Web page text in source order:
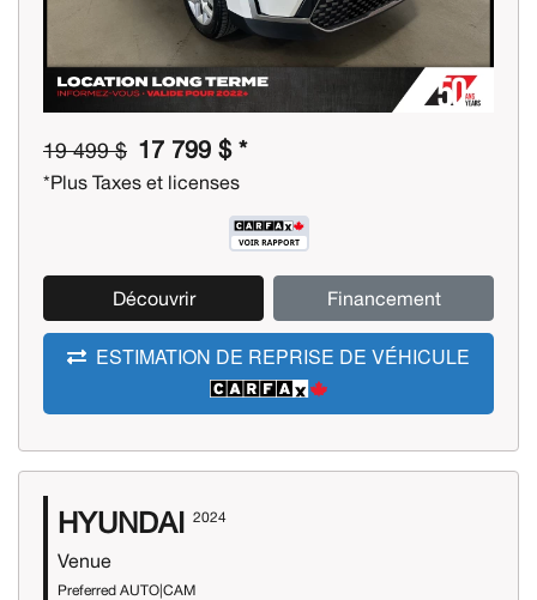
19 499 $ 17 799 $ *
*Plus Taxes et licenses
Découvrir Financement
ESTIMATION DE REPRISE DE VÉHICULE
HYUNDAI 2024
Venue
Preferred AUTO|CAM